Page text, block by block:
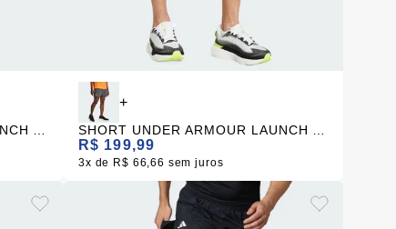
R$ 199,99
3x R$ 66,66 sem juros
+